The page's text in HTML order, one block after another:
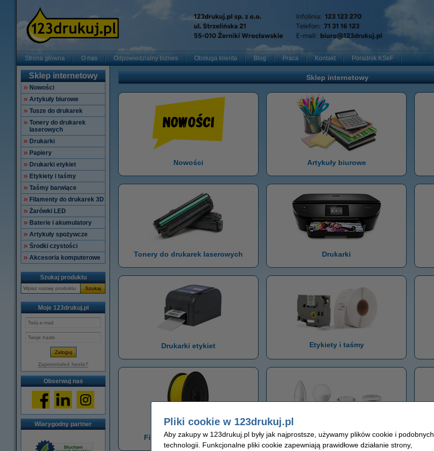
Strona główna O nas Odpowiedzialny biznes Obsługa klienta Blog Praca Kontakt Poradnik KSeF
Sklep internetowy
Nowości
Artykuły biurowe
Tusze do drukarek
Tonery do drukarek
laserowych
Drukarki
Papiery
Drukarki etykiet
Etykiety i taśmy
Taśmy barwiące
Filamenty do drukarek 3D
Żarówki LED
Baterie i akumulatory
Artykuły spożywcze
Środki czystości
Akcesoria komputerowe
Szukaj produktu
Szukaj
Moje 123drukuj.pl
Zapomniałeś hasła?
Obserwuj nas
Wiarygodny partner
Sklep internetowy
Nowości Artykuły biurowe
Tonery do drukarek laserowych Drukarki
Drukarki etykiet Etykiety i taśmy
Filamenty do drukarek 3D Żarówki LED
Pliki cookie w 123drukuj.pl
Aby zakupy w 123drukuj.pl były jak najprostsze, używamy plików cookie i podobnych
technologii. Funkcjonalne pliki cookie zapewniają prawidłowe działanie strony,